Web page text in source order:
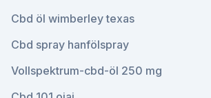
Cbd öl wimberley texas
Cbd spray hanfölspray
Vollspektrum-cbd-öl 250 mg